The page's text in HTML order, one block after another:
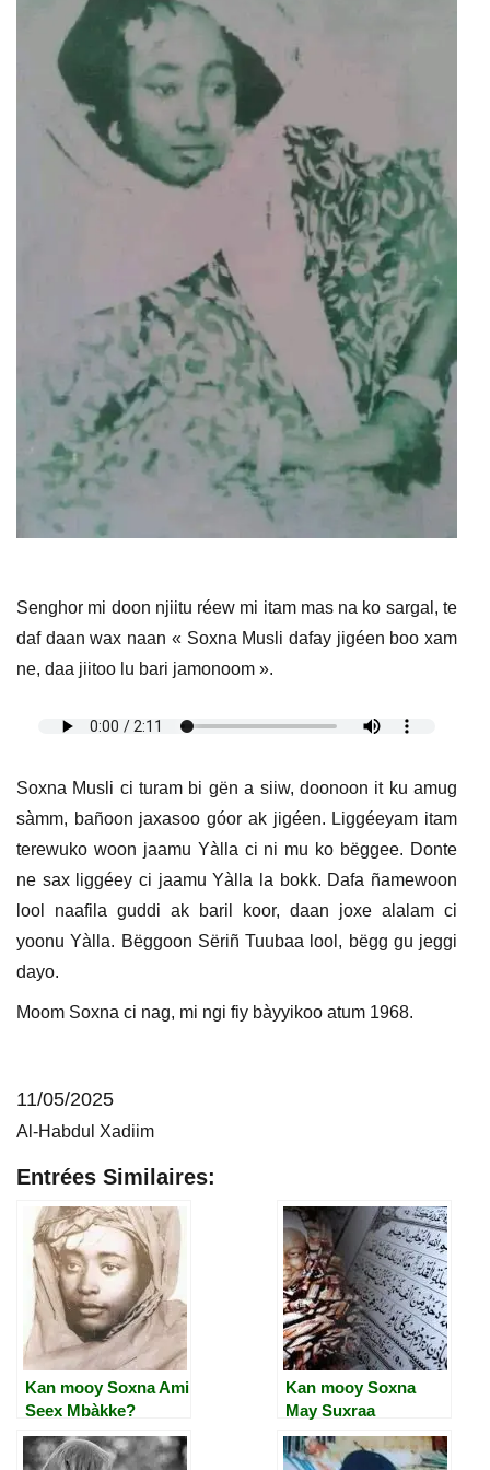
Senghor mi doon njiitu réew mi itam mas na ko sargal, te
daf daan wax naan « Soxna Musli dafay jigéen boo xam
ne, daa jiitoo lu bari jamonoom ».
Soxna Musli ci turam bi gën a siiw, doonoon it ku amug
sàmm, bañoon jaxasoo góor ak jigéen. Liggéeyam itam
terewuko woon jaamu Yàlla ci ni mu ko bëggee. Donte
ne sax liggéey ci jaamu Yàlla la bokk. Dafa ñamewoon
lool naafila guddi ak baril koor, daan joxe alalam ci
yoonu Yàlla. Bëggoon Sëriñ Tuubaa lool, bëgg gu jeggi
dayo.
Moom Soxna ci nag, mi ngi fiy bàyyikoo atum 1968.
11/05/2025
Al-Habdul Xadiim
Entrées Similaires:
Kan mooy Soxna Ami
Seex Mbàkke?
Kan mooy Soxna
May Suxraa